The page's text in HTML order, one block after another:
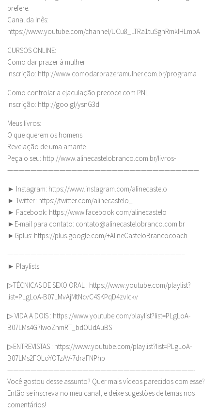
prefere.
Canal da Inês:
https://www.youtube.com/channel/UCu8_LTRa1tuSghRmkIHLmbA
CURSOS ONLINE:
Como dar prazer à mulher
Inscrição: http://www.comodarprazeramulher.com.br/programa
Como controlar a ejaculação precoce com PNL
Inscrição: http://goo.gl/ysnG3d
Meus livros:
O que querem os homens
Revelação de uma amante
Peça o seu: http://www.alinecastelobranco.com.br/livros-
—————————————————————————————————
► Instagram: https://www.instagram.com/alinecastelo
► Twitter: https://twitter.com/alinecastelo_
► Facebook: https://www.facebook.com/alinecastelo
►E-mail para contato: contato@alinecastelobranco.com.br
►Gplus: https://plus.google.com/+AlineCasteloBrancocoach
——————————————————————————————–
► Playlists:
▷TÉCNICAS DE SEXO ORAL : https://www.youtube.com/playlist?
list=PLgLoA-B07LMvAjMtNcvC4SKPqD4zvIckv
▷ VIDA A DOIS : https://www.youtube.com/playlist?list=PLgLoA-
B07LMs4G7lwoZnmRT_bdOUdAuBS
▷ENTREVISTAS : https://www.youtube.com/playlist?list=PLgLoA-
B07LMs2FOLoYOTzAV-7draFNPhp
————————————————————————————————-
Você gostou desse assunto? Quer mais vídeos parecidos com esse?
Então se inscreva no meu canal, e deixe sugestões de temas nos
comentários!